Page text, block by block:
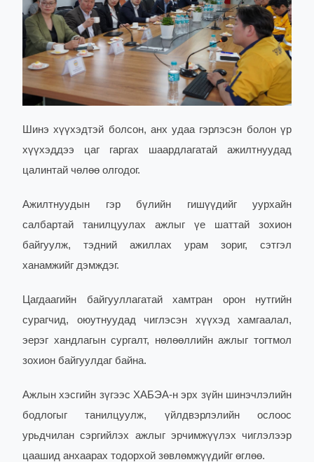
Шинэ хүүхэдтэй болсон, анх удаа гэрлэсэн болон үр
хүүхэддээ цаг гаргах шаардлагатай ажилтнуудад
цалинтай чөлөө олгодог.
Ажилтнуудын гэр бүлийн гишүүдийг уурхайн
салбартай танилцуулах ажлыг үе шаттай зохион
байгуулж, тэдний ажиллах урам зориг, сэтгэл
ханамжийг дэмждэг.
Цагдаагийн байгууллагатай хамтран орон нутгийн
сурагчид, оюутнуудад чиглэсэн хүүхэд хамгаалал,
эерэг хандлагын сургалт, нөлөөллийн ажлыг тогтмол
зохион байгуулдаг байна.
Ажлын хэсгийн зүгээс ХАБЭА-н эрх зүйн шинэчлэлийн
бодлогыг танилцуулж, үйлдвэрлэлийн ослоос
урьдчилан сэргийлэх ажлыг эрчимжүүлэх чиглэлээр
цаашид анхаарах тодорхой зөвлөмжүүдийг өглөө.